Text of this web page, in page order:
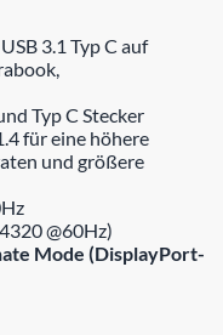
3.1 Typ C auf
Typ C Stecker
für eine höhere
und größere
@60Hz)
Mode (DisplayPort-